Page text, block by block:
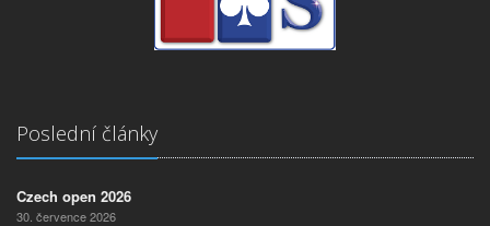
Poslední články
Czech open 2026
30. července 2026